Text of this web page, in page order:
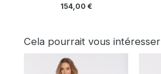
154,00 €
Cela pourrait vous intéresser